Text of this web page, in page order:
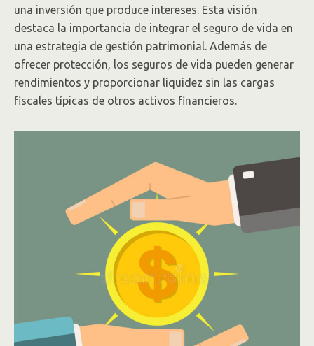
una inversión que produce intereses. Esta visión
destaca la importancia de integrar el seguro de vida en
una estrategia de gestión patrimonial. Además de
ofrecer protección, los seguros de vida pueden generar
rendimientos y proporcionar liquidez sin las cargas
fiscales típicas de otros activos financieros.